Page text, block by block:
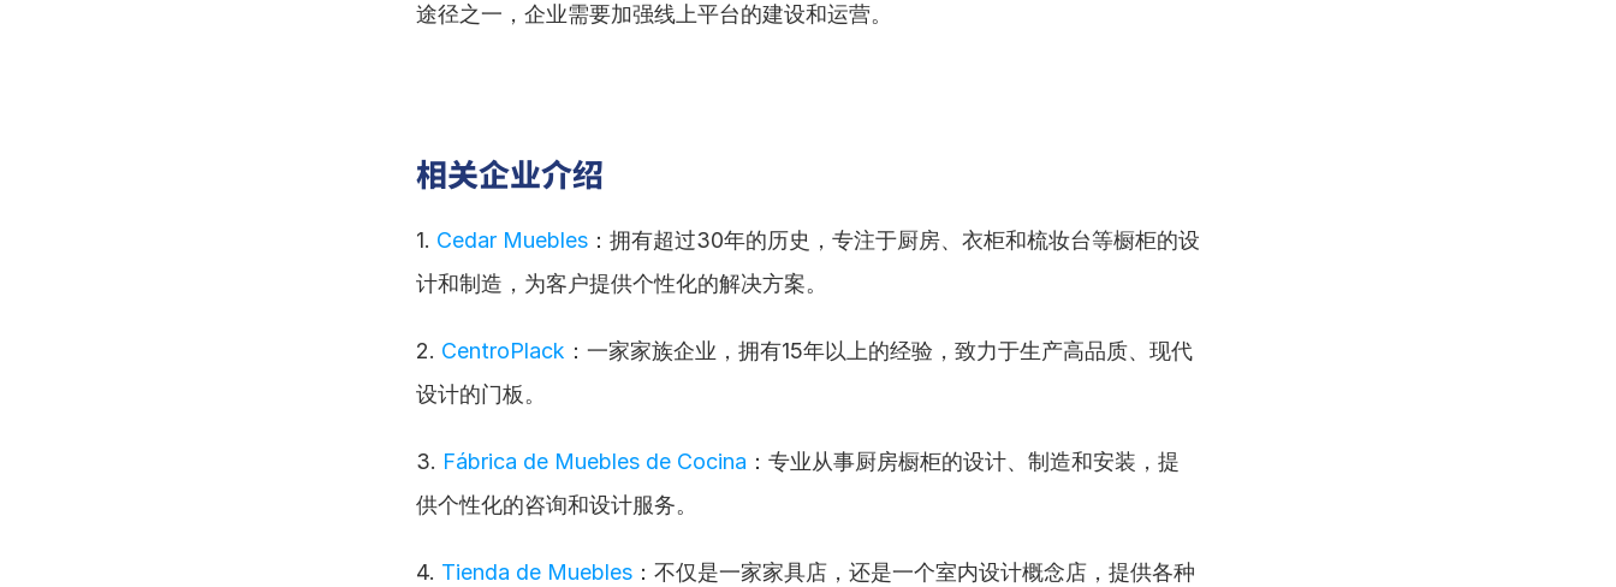
途径之一，企业需要加强线上平台的建设和运营。
相关企业介绍
1. Cedar Muebles ：拥有超过30年的历史，专注于厨房、衣柜和梳妆台等橱柜的设
计和制造，为客户提供个性化的解决方案。
2. CentroPlack ：一家家族企业，拥有15年以上的经验，致力于生产高品质、现代
设计的门板。
3. Fábrica de Muebles de Cocina ：专业从事厨房橱柜的设计、制造和安装，提
供个性化的咨询和设计服务。
4. Tienda de Muebles ：不仅是一家家具店，还是一个室内设计概念店，提供各种